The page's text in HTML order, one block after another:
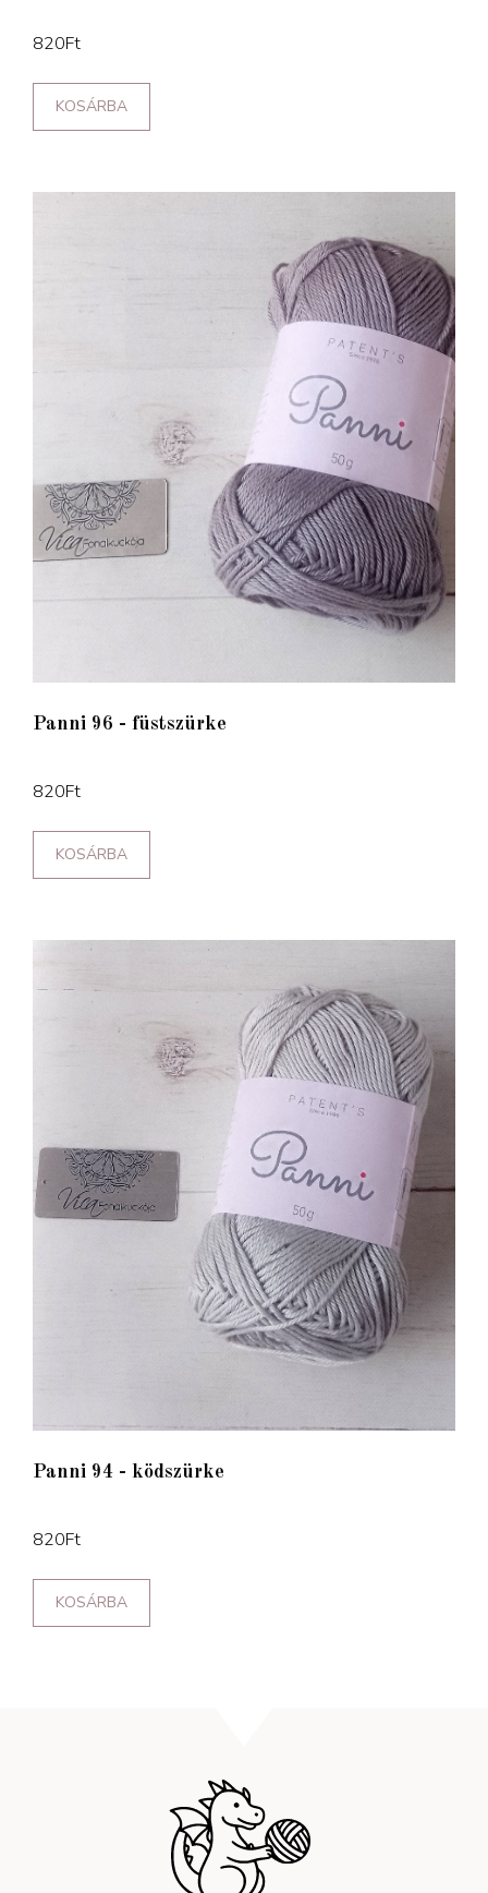
820Ft
KOSÁRBA
Panni 96 - füstszürke
820Ft
KOSÁRBA
Panni 94 - ködszürke
820Ft
KOSÁRBA